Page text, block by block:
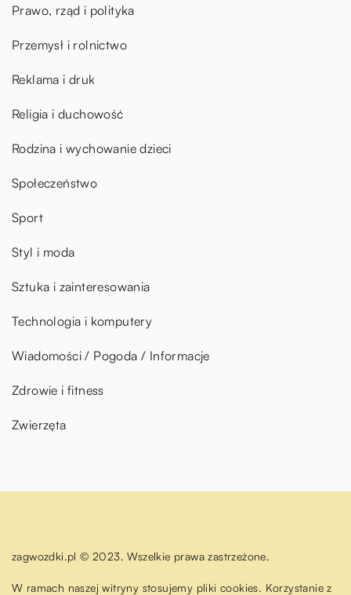
Prawo, rząd i polityka
Przemysł i rolnictwo
Reklama i druk
Religia i duchowość
Rodzina i wychowanie dzieci
Społeczeństwo
Sport
Styl i moda
Sztuka i zainteresowania
Technologia i komputery
Wiadomości / Pogoda / Informacje
Zdrowie i fitness
Zwierzęta
zagwozdki.pl © 2023. Wszelkie prawa zastrzeżone.
W ramach naszej witryny stosujemy pliki cookies. Korzystanie z